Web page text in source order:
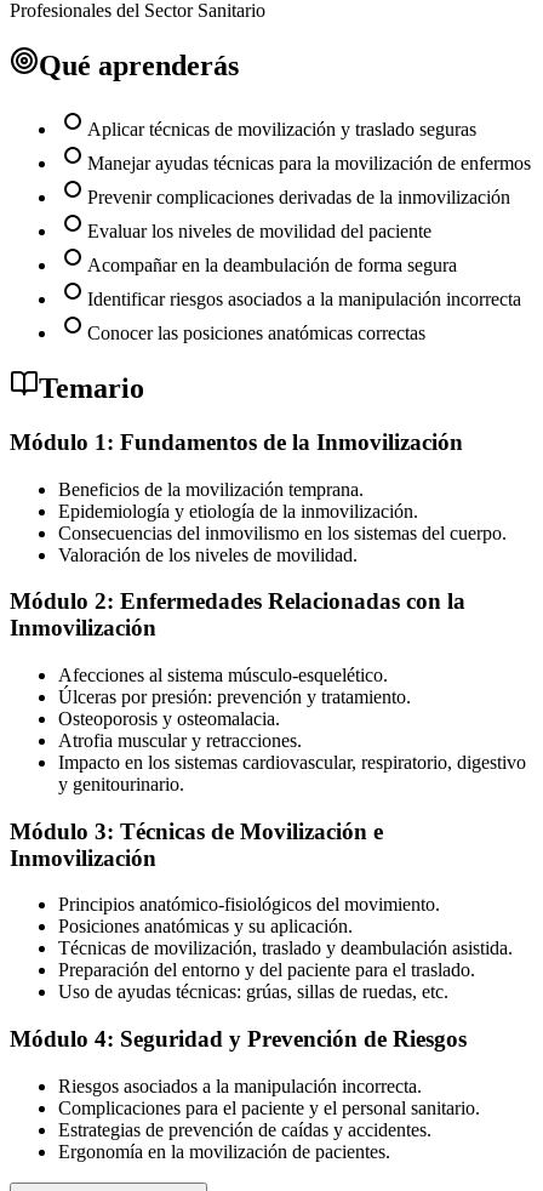
Profesionales del Sector Sanitario
Qué aprenderás
Aplicar técnicas de movilización y traslado seguras
Manejar ayudas técnicas para la movilización de enfermos
Prevenir complicaciones derivadas de la inmovilización
Evaluar los niveles de movilidad del paciente
Acompañar en la deambulación de forma segura
Identificar riesgos asociados a la manipulación incorrecta
Conocer las posiciones anatómicas correctas
Temario
Módulo 1: Fundamentos de la Inmovilización
Beneficios de la movilización temprana.
Epidemiología y etiología de la inmovilización.
Consecuencias del inmovilismo en los sistemas del cuerpo.
Valoración de los niveles de movilidad.
Módulo 2: Enfermedades Relacionadas con la
Inmovilización
Afecciones al sistema músculo-esquelético.
Úlceras por presión: prevención y tratamiento.
Osteoporosis y osteomalacia.
Atrofia muscular y retracciones.
Impacto en los sistemas cardiovascular, respiratorio, digestivo
y genitourinario.
Módulo 3: Técnicas de Movilización e
Inmovilización
Principios anatómico-fisiológicos del movimiento.
Posiciones anatómicas y su aplicación.
Técnicas de movilización, traslado y deambulación asistida.
Preparación del entorno y del paciente para el traslado.
Uso de ayudas técnicas: grúas, sillas de ruedas, etc.
Módulo 4: Seguridad y Prevención de Riesgos
Riesgos asociados a la manipulación incorrecta.
Complicaciones para el paciente y el personal sanitario.
Estrategias de prevención de caídas y accidentes.
Ergonomía en la movilización de pacientes.